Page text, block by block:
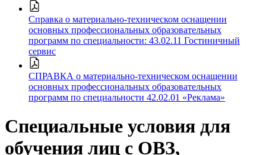
Справка о материально-техническом оснащении
основных профессиональных образовательных
программ по специальности: 43.02.11 Гостиничный
сервис
СПРАВКА о материально-техническом оснащении
основных профессиональных образовательных
программ по специальности 42.02.01 «Реклама»
Специальные условия для
обучения лиц с ОВЗ,